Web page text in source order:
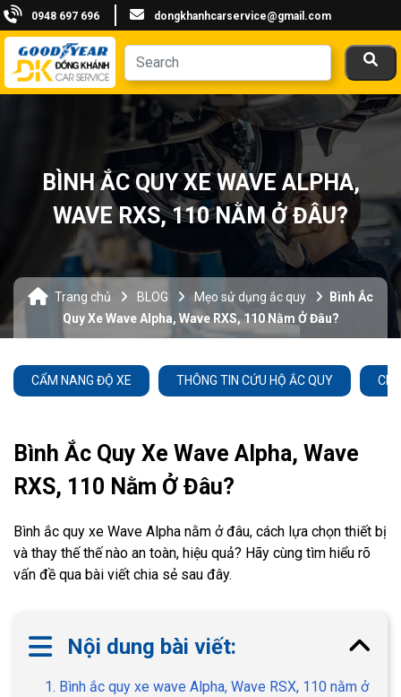
0948 697 696 dongkhanhcarservice@gmail.com
BÌNH ẮC QUY XE WAVE ALPHA,
WAVE RXS, 110 NẰM Ở ĐÂU?
Trang chủ BLOG Mẹo sử dụng ắc quy
Bình Ắc
Quy Xe Wave Alpha, Wave RXS, 110 Nằm Ở Đâu?
CẨM NANG ĐỘ XE THÔNG TIN CỨU HỘ ẮC QUY
Bình Ắc Quy Xe Wave Alpha, Wave
RXS, 110 Nằm Ở Đâu?
Bình ắc quy xe Wave Alpha nằm ở đâu, cách lựa chọn thiết bị
và thay thế thế nào an toàn, hiệu quả? Hãy cùng tìm hiểu rõ
vấn đề qua bài viết chia sẻ sau đây.
Nội dung bài viết:
1. Bình ắc quy xe wave Alpha, Wave RSX, 110 nằm ở